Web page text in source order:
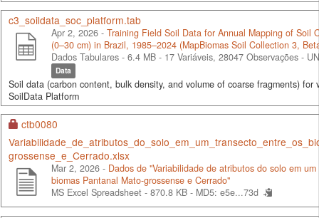
c3_soildata_soc_platform.tab
Apr 2, 2026 - Training Field Soil Data for Annual Mapping of Soil
(0–30 cm) in Brazil, 1985–2024 (MapBiomas Soil Collection 3,
Dados Tabulares - 6.4 MB - 17 Variáveis, 28047 Observações -
Data
Soil data (carbon content, bulk density, and volume of coarse fragments) for
SoilData Platform
ctb0080
grossense_e_Cerrado.xlsx
Mar 2, 2026 - Dados de "Variabilidade de atributos do solo em
biomas Pantanal Mato-grossense e Cerrado"
MS Excel Spreadsheet - 870.8 KB - MD5: e5e...73d